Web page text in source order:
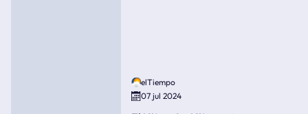
elTiempo
07 jul 2024